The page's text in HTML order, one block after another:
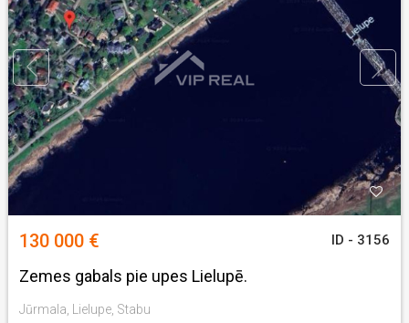
130 000 € ID - 3156
Zemes gabals pie upes Lielupē.
Jūrmala, Lielupe, Stabu